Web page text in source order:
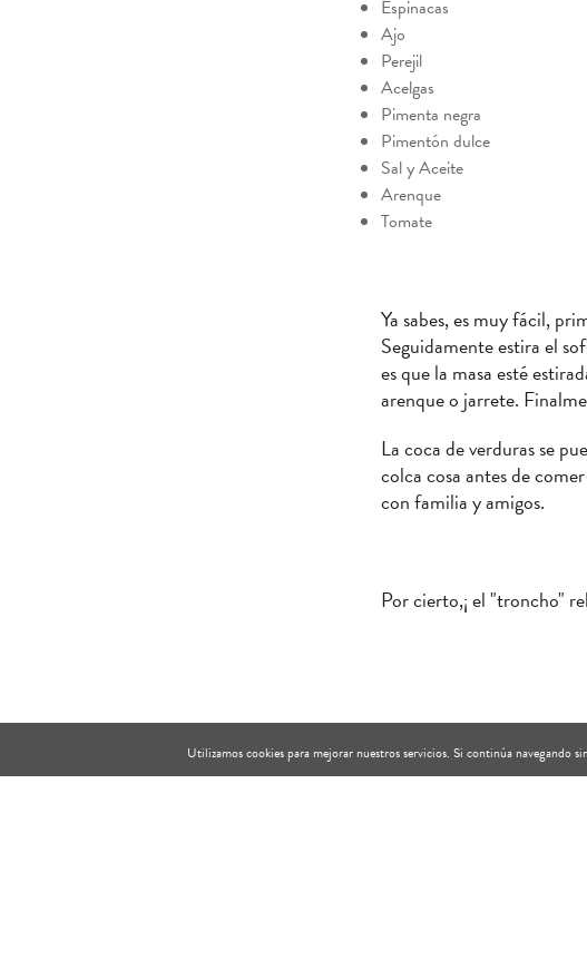
Espinacas
Ajo
Perejil
Acelgas
Pimenta negra
Pimentón dulce
Sal y Aceite
Arenque
Tomate
Ya sabes, es muy fácil,
Seguidamente estira el
es que la masa esté
arenque o jarrete.
La coca de verduras se
colca cosa antes de
con familia y amigos.
Por cierto,¡ el "troncho"
Utilizamos cookies para mejorar nuestros servicios. Si continúa navegando